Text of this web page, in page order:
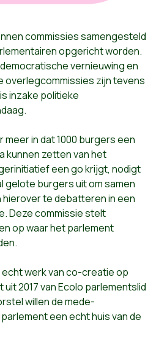
commissies samengesteld
opgericht worden.
vernieuwing en
overlegcommissies zijn tevens
inzake politieke
in dat 1000 burgers een
kunnen zetten van het
een go krijgt, nodigt
gelote burgers uit om samen
te debatteren in een
Deze commissie stelt
op waar het parlement
werk van co-creatie op
2017 van Ecolo parlementslid
willen de mede-
een echt huis van de